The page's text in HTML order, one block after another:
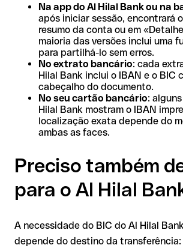
Na app do Al Hilal Bank ou na
após iniciar sessão, encontrará
resumo da conta ou em
maioria das versões inclui uma
para partilhá-lo sem erros.
No extrato bancário: cada
Hilal Bank inclui o IBAN e o BIC
cabeçalho do documento.
No seu cartão bancário:
Hilal Bank mostram o IBAN
localização exata depende do
ambas as faces.
Preciso também
para o Al Hilal
A necessidade do BIC do Al Hilal
depende do destino da transferência: